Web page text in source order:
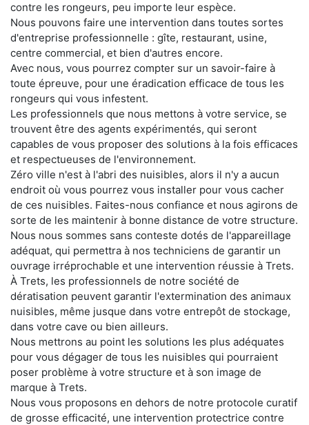
contre les rongeurs, peu importe leur espèce.
Nous pouvons faire une intervention dans toutes sortes
d'entreprise professionnelle : gîte, restaurant, usine,
centre commercial, et bien d'autres encore.
Avec nous, vous pourrez compter sur un savoir-faire à
toute épreuve, pour une éradication efficace de tous les
rongeurs qui vous infestent.
Les professionnels que nous mettons à votre service, se
trouvent être des agents expérimentés, qui seront
capables de vous proposer des solutions à la fois efficaces
et respectueuses de l'environnement.
Zéro ville n'est à l'abri des nuisibles, alors il n'y a aucun
endroit où vous pourrez vous installer pour vous cacher
de ces nuisibles. Faites-nous confiance et nous agirons de
sorte de les maintenir à bonne distance de votre structure.
Nous nous sommes sans conteste dotés de l'appareillage
adéquat, qui permettra à nos techniciens de garantir un
ouvrage irréprochable et une intervention réussie à Trets.
À Trets, les professionnels de notre société de
dératisation peuvent garantir l'extermination des animaux
nuisibles, même jusque dans votre entrepôt de stockage,
dans votre cave ou bien ailleurs.
Nous mettrons au point les solutions les plus adéquates
pour vous dégager de tous les nuisibles qui pourraient
poser problème à votre structure et à son image de
marque à Trets.
Nous vous proposons en dehors de notre protocole curatif
de grosse efficacité, une intervention protectrice contre